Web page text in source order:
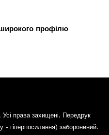
профілю
Усі права захищені. Передрук
- гіперпосилання) заборонений.